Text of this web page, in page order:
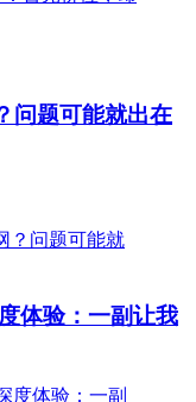
问题可能就出在
体验：一副让我